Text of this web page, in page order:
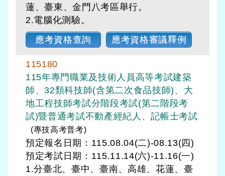
蓮、臺東、金門八考區舉行。
2.電腦化測驗。
應考資格查詢
應考資格審議釋例
115180
115年專門職業及技術人員高等考試建築
師、32類科技師(含第二次食品技師)、大
地工程技師考試分階段考試(第二階段考
試)暨普通考試不動產經紀人、記帳士考試
(專技高考普考)
預定報名日期：115.08.04(二)-08.13(四)
預定考試日期： 115.11.14(六)-11.16(一)
1.分臺北、臺中、臺南、高雄、花蓮、臺